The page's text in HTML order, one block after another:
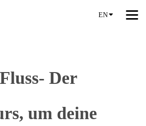
EN
Der
um deine